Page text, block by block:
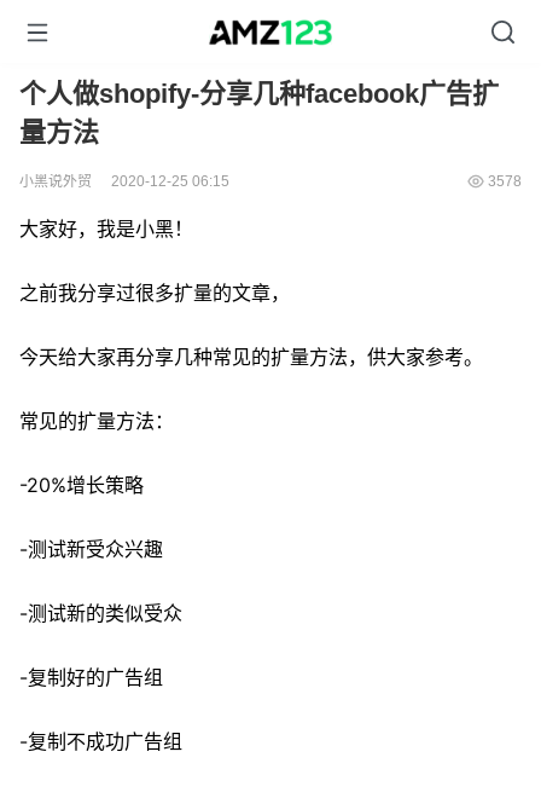
个人做shopify-分享几种facebook广告扩
量方法
小黑说外贸 2020-12-25 06:15 3578
大家好，我是小黑！
之前我分享过很多扩量的文章，
今天给大家再分享几种常见的扩量方法，供大家参考。
常见的扩量方法：
-20%增长策略
-测试新受众兴趣
-测试新的类似受众
-复制好的广告组
-复制不成功广告组